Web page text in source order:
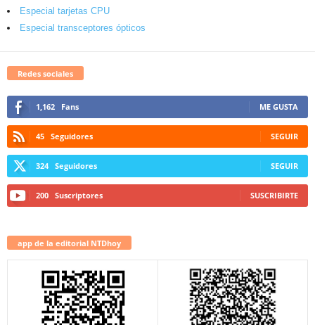
Especial tarjetas CPU
Especial transceptores ópticos
Redes sociales
1,162 Fans ME GUSTA
45 Seguidores SEGUIR
324 Seguidores SEGUIR
200 Suscriptores SUSCRIBIRTE
app de la editorial NTDhoy